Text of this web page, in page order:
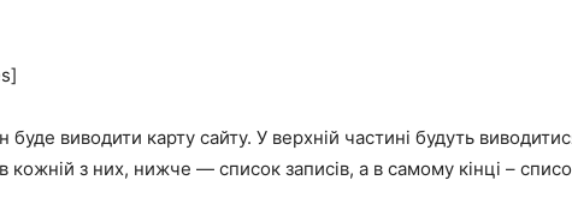
виводити карту сайту. У верхній частині будуть
в кожній з них, нижче — список записів, а в самому кінці –